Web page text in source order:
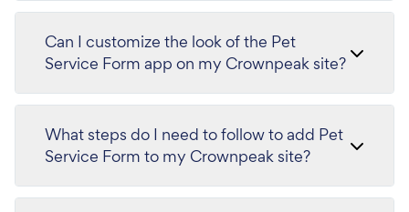
Can I customize the look of the Pet
Service Form app on my Crownpeak site?
What steps do I need to follow to add Pet
Service Form to my Crownpeak site?